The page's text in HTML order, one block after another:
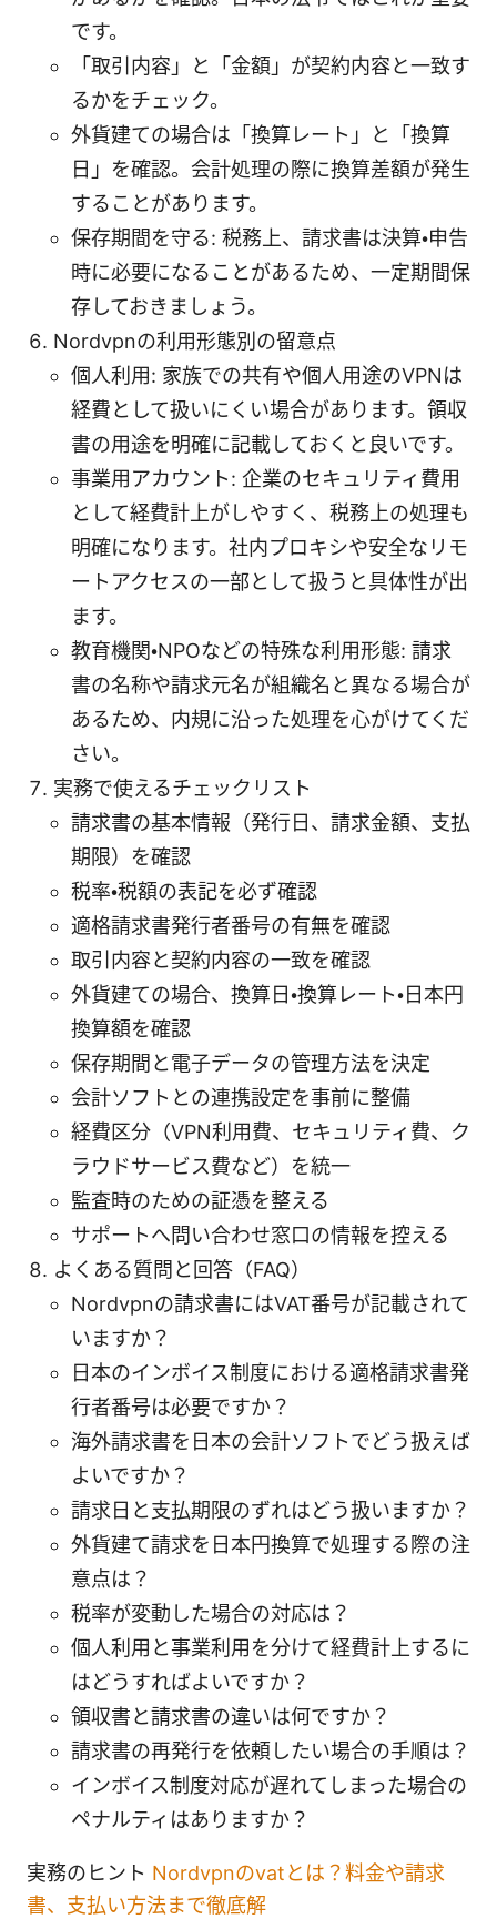
です。
「取引内容」と「金額」が契約内容と一致す
るかをチェック。
外貨建ての場合は「換算レート」と「換算
日」を確認。会計処理の際に換算差額が発生
することがあります。
保存期間を守る: 税務上、請求書は決算・申告
時に必要になることがあるため、一定期間保
存しておきましょう。
Nordvpnの利用形態別の留意点
個人利用: 家族での共有や個人用途のVPNは
経費として扱いにくい場合があります。領収
書の用途を明確に記載しておくと良いです。
事業用アカウント: 企業のセキュリティ費用
として経費計上がしやすく、税務上の処理も
明確になります。社内プロキシや安全なリモ
ートアクセスの一部として扱うと具体性が出
ます。
教育機関・NPOなどの特殊な利用形態: 請求
書の名称や請求元名が組織名と異なる場合が
あるため、内規に沿った処理を心がけてくだ
さい。
実務で使えるチェックリスト
請求書の基本情報（発行日、請求金額、支払
期限）を確認
税率・税額の表記を必ず確認
適格請求書発行者番号の有無を確認
取引内容と契約内容の一致を確認
外貨建ての場合、換算日・換算レート・日本円
換算額を確認
保存期間と電子データの管理方法を決定
会計ソフトとの連携設定を事前に整備
経費区分（VPN利用費、セキュリティ費、ク
ラウドサービス費など）を統一
監査時のための証憑を整える
サポートへ問い合わせ窓口の情報を控える
よくある質問と回答（FAQ）
Nordvpnの請求書にはVAT番号が記載されて
いますか？
日本のインボイス制度における適格請求書発
行者番号は必要ですか？
海外請求書を日本の会計ソフトでどう扱えば
よいですか？
請求日と支払期限のずれはどう扱いますか？
外貨建て請求を日本円換算で処理する際の注
意点は？
税率が変動した場合の対応は？
個人利用と事業利用を分けて経費計上するに
はどうすればよいですか？
領収書と請求書の違いは何ですか？
請求書の再発行を依頼したい場合の手順は？
インボイス制度対応が遅れてしまった場合の
ペナルティはありますか？
実務のヒント Nordvpnのvatとは？料金や請求
書、支払い方法まで徹底解